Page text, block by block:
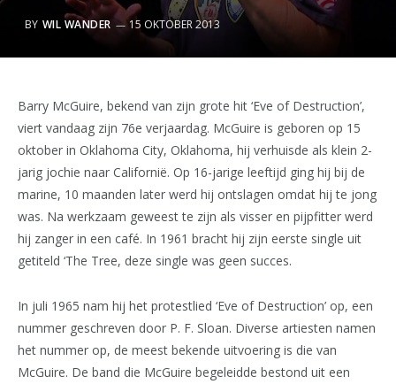
BY WIL WANDER 15 OKTOBER 2013
Barry McGuire, bekend van zijn grote hit ‘Eve of Destruction’,
viert vandaag zijn 76e verjaardag. McGuire is geboren op 15
oktober in Oklahoma City, Oklahoma, hij verhuisde als klein 2-
jarig jochie naar Californië. Op 16-jarige leeftijd ging hij bij de
marine, 10 maanden later werd hij ontslagen omdat hij te jong
was. Na werkzaam geweest te zijn als visser en pijpfitter werd
hij zanger in een café. In 1961 bracht hij zijn eerste single uit
getiteld ‘The Tree, deze single was geen succes.
In juli 1965 nam hij het protestlied ‘Eve of Destruction’ op, een
nummer geschreven door P. F. Sloan. Diverse artiesten namen
het nummer op, de meest bekende uitvoering is die van
McGuire. De band die McGuire begeleidde bestond uit een